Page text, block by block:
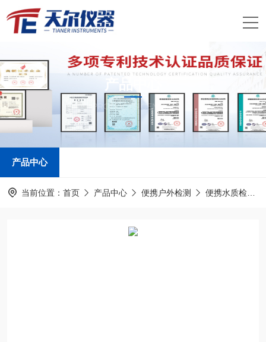
产品中心
PRODUCTS CENTER
产品中心
当前位置： 首页 产品中心 便携户外检测 便携水质检测系统